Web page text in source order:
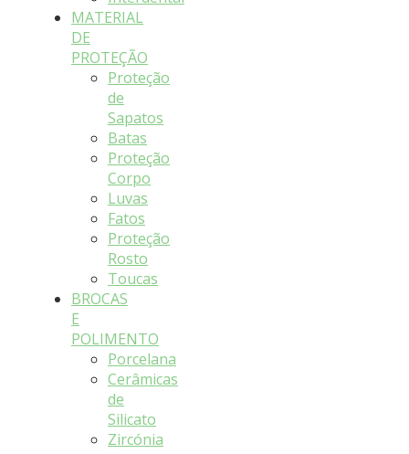
MATERIAL
DE
PROTEÇÃO
Proteção
de
Sapatos
Batas
Proteção
Corpo
Luvas
Fatos
Proteção
Rosto
Toucas
BROCAS
E
POLIMENTO
Porcelana
Cerâmicas
de
Silicato
Zircónia